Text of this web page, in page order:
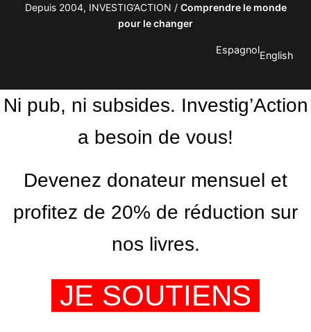
Depuis 2004, INVESTIG’ACTION / Comprendre le monde
pour le changer
EspagnolEnglish
Ni pub, ni subsides. Investig’Action
a besoin de vous!
Devenez donateur mensuel et
profitez de 20% de réduction sur
nos livres.
JE SOUTIENS